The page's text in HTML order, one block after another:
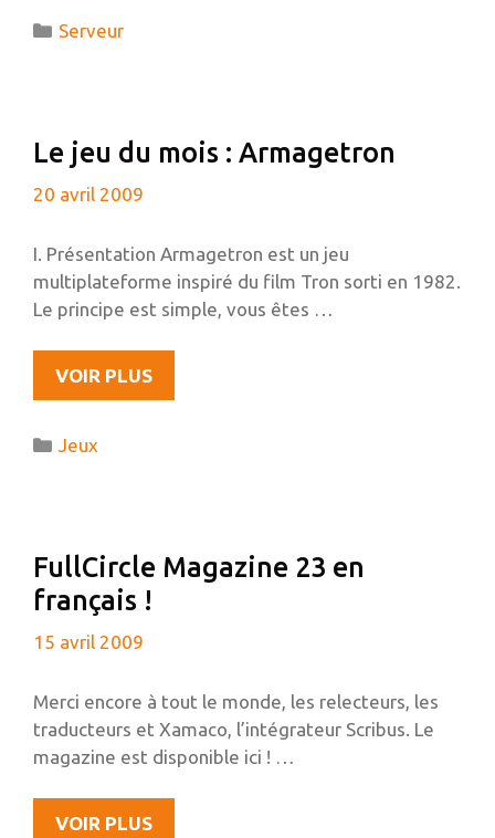
RSS
Catégories
Serveur
Le jeu du mois : Armagetron
20 avril 2009
I. Présentation Armagetron est un jeu
multiplateforme inspiré du film Tron sorti en 1982.
Le principe est simple, vous êtes …
VOIR PLUSLE
JEU
Catégories
Jeux
FullCircle Magazine 23 en
français !
15 avril 2009
Merci encore à tout le monde, les relecteurs, les
traducteurs et Xamaco, l’intégrateur Scribus. Le
magazine est disponible ici ! …
VOIR PLUSFULLCIRCLE